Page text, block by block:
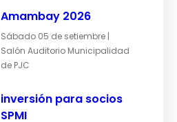
Amambay 2026
Sábado 05 de setiembre |
Salón Auditorio Municipalidad
de PJC
inversión para socios
SPMI